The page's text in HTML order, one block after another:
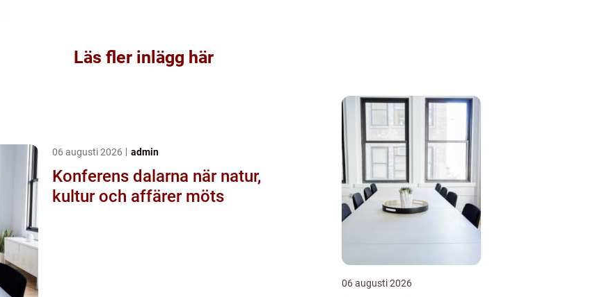
Läs fler inlägg här
06 augusti 2026 admin
Konferens dalarna när natur,
kultur och affärer möts
06 augusti 2026